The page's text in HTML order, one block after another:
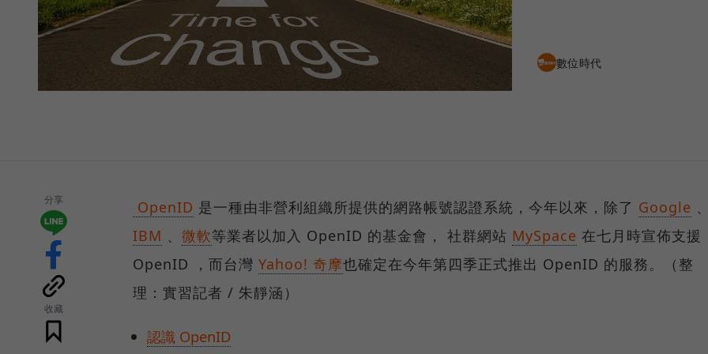
數位時代
分享
收藏
OpenID 是一種由非營利組織所提供的網路帳號認證系統，今年以來，除了 Google
IBM 、 微軟等業者以加入 OpenID 的基金會， 社群網站 MySpace 在七月時宣佈支援
OpenID ，而台灣 Yahoo! 奇摩也確定在今年第四季正式推出 OpenID 的服務。（整
理：實習記者 / 朱靜涵）
認識 OpenID